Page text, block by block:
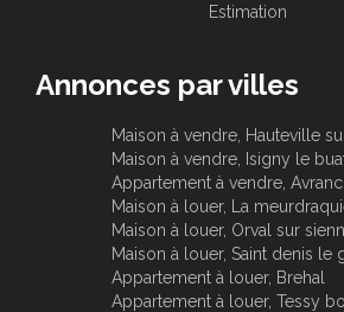
Estimation
Annonces par villes
Maison à vendre, Hauteville
Maison à vendre, Isigny le
Appartement à vendre,
Maison à louer, La
Maison à louer, Orval sur
Maison à louer, Saint denis le
Appartement à louer, Brehal
Appartement à louer, Tessy